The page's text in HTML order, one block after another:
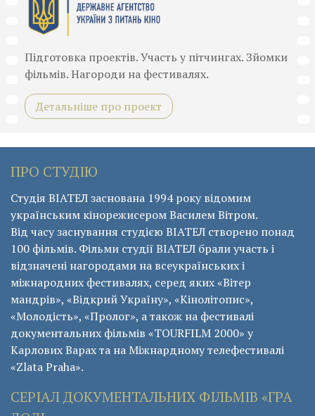
Підготовка проектів. Участь у пітчингах. Зйомки
фільмів. Нагороди на фестивалях.
Детальніше про проект
ПРО СТУДІЮ
Студія ВІАТЕЛ заснована 1994 року відомим
українським кінорежисером Василем Вітром.
Від часу заснування студією ВІАТЕЛ створено понад
100 фільмів. Фільми студії ВІАТЕЛ брали участь і
відзначені нагородами на всеукраїнських і
міжнародних фестивалях, серед яких «Вітер
мандрів», «Відкрий Україну», «Кінолітопис»,
«Молодість», «Пролог», а також на фестивалі
документальних фільмів «ТОURFILM 2000» у
Карлових Варах та на Міжнардному телефестивалі
«Zlata Praha».
СЕРІАЛ ДОКУМЕНТАЛЬНИХ ФІЛЬМІВ «ГРА